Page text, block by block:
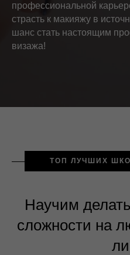
профессиональной
страсть к макияжу в
шанс стать настоящим
визажа!
ТО П ЛУЧШИХ
Научим
сложности на